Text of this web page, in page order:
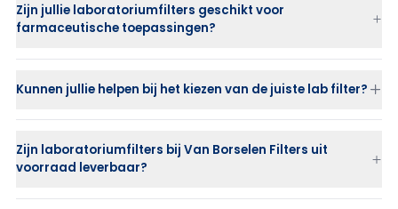
Nylon
Cellulose Acetate
Zijn jullie laboratoriumfilters geschikt voor
farmaceutische toepassingen?
Kunnen jullie helpen bij het kiezen van de juiste lab filter?
Zijn laboratoriumfilters bij Van Borselen Filters uit
voorraad leverbaar?